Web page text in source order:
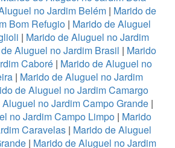
no Jardim Belém| Marido de
Bom Refugio | Marido de Aluguel
| Marido de Aluguel no Jardim
Aluguel no Jardim Brasil | Marido
Caboré | Marido de Aluguel no
| Marido de Aluguel no Jardim
de Aluguel no Jardim Camargo
no Jardim Campo Grande|
no Jardim Campo Limpo| Marido
Caravelas | Marido de Aluguel
| Marido de Aluguel no Jardim